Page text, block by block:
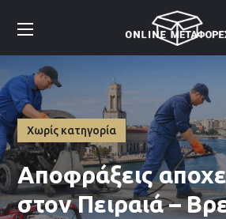
Χωρίς κατηγορία
Αποφράξεις
στον Πειραιά –